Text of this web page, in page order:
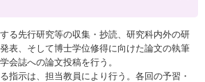
る先行研究等の収集・抄読、研究科内外の研
表、そして博士学位修得に向けた論文の執筆
会誌への論文投稿を行う。
指示は、担当教員により行う。各回の予習・